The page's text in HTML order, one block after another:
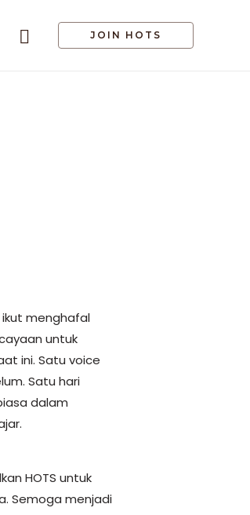
JOIN HOTS
ikut menghafal
untuk
ini. Satu voice
Satu hari
dalam
HOTS untuk
Semoga menjadi